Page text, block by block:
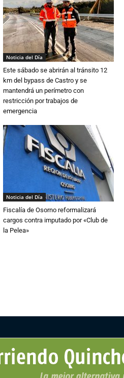
Noticia del Día
Este sábado se abrirán al tránsito 12
km del bypass de Castro y se
mantendrá un perímetro con
restricción por trabajos de
emergencia
Noticia del Día
Fiscalía de Osorno reformalizará
cargos contra imputado por «Club de
la Pelea»